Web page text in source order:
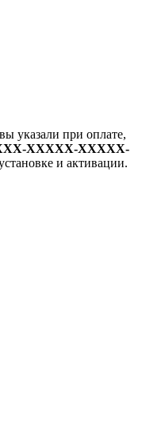
указали при оплате,
XXXXX-XXXXX-
и активации.